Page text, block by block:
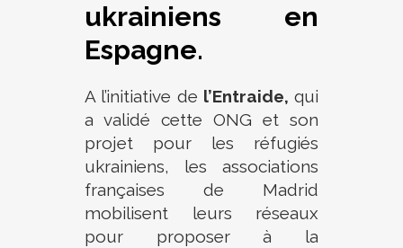
ukrainiens en
Espagne.
A l’initiative de l’Entraide, qui
a validé cette ONG et son
projet pour les réfugiés
ukrainiens, les associations
françaises de Madrid
mobilisent leurs réseaux
pour proposer à la